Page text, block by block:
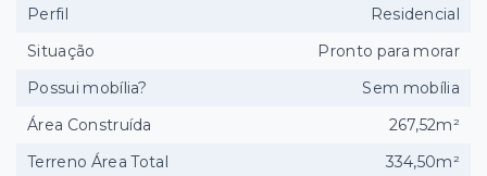
Perfil
Residencial
Situação
Pronto para morar
Possui mobília?
Sem mobília
Área Construída
267,52m²
Terreno Área Total
334,50m²